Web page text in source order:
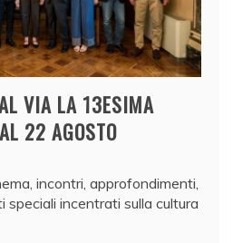
VIA LA 13ESIMA
22 AGOSTO
incontri, approfondimenti,
incentrati sulla cultura